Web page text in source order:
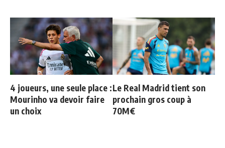
4 joueurs, une seule place :
Mourinho va devoir faire
un choix
Le Real Madrid tient son
prochain gros coup à
70M€